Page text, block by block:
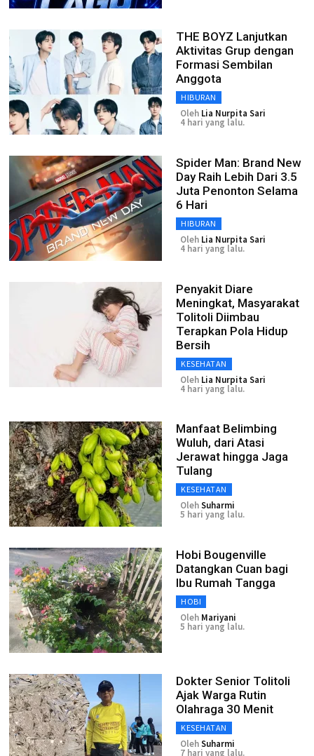
THE BOYZ Lanjutkan
Aktivitas Grup dengan
Formasi Sembilan
Anggota
HIBURAN
Oleh Lia Nurpita Sari
4 hari yang lalu.
Spider Man: Brand New
Day Raih Lebih Dari 3.5
Juta Penonton Selama
6 Hari
HIBURAN
Oleh Lia Nurpita Sari
4 hari yang lalu.
Penyakit Diare
Meningkat, Masyarakat
Tolitoli Diimbau
Terapkan Pola Hidup
Bersih
KESEHATAN
Oleh Lia Nurpita Sari
4 hari yang lalu.
Manfaat Belimbing
Wuluh, dari Atasi
Jerawat hingga Jaga
Tulang
KESEHATAN
OlehSuharmi
5 hari yang lalu.
Hobi Bougenville
Datangkan Cuan bagi
Ibu Rumah Tangga
HOBI
Oleh Mariyani
5 hari yang lalu.
Dokter Senior Tolitoli
Ajak Warga Rutin
Olahraga 30 Menit
KESEHATAN
OlehSuharmi
7 hari yang lalu.